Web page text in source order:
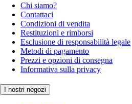
Chi siamo?
Contattaci
Condizioni di vendita
Restituzioni e rimborsi
Esclusione di responsabilità legale
Metodi di pagamento
Prezzi e opzioni di consegna
Informativa sulla privacy
I nostri negozi